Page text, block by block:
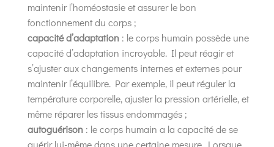
maintenir l’homéostasie et assurer le bon
fonctionnement du corps ;
capacité d’adaptation : le corps humain possède une
capacité d’adaptation incroyable. Il peut réagir et
s’ajuster aux changements internes et externes pour
maintenir l’équilibre. Par exemple, il peut réguler la
température corporelle, ajuster la pression artérielle, et
même réparer les tissus endommagés ;
autoguérison : le corps humain a la capacité de se
guérir lui-même dans une certaine mesure. Lorsque